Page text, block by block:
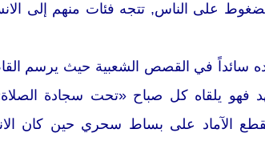
على الناس, تتجه فئات منهم إلى
سائداً في القصص الشعبية حيث يرسم
فهو يلقاه كل صباح «تحت سجادة
الآماد على بساط سحري حين كان